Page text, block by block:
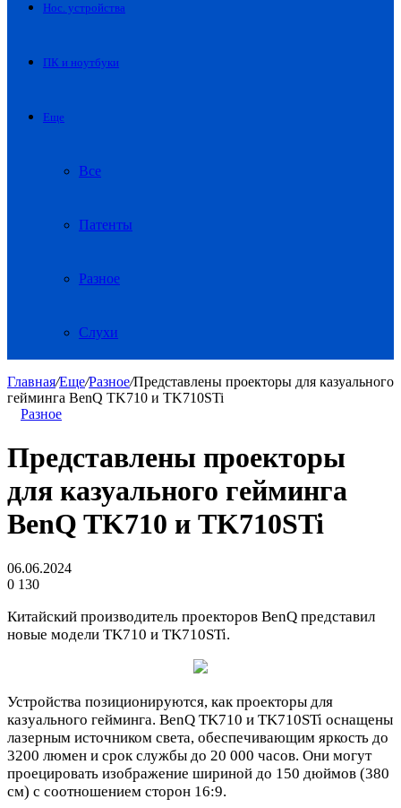
Нос. устройства
ПК и ноутбуки
Еще
Все
Патенты
Разное
Слухи
Главная/Еще/Разное/Представлены проекторы для казуального
гейминга BenQ TK710 и TK710STi
Разное
Представлены проекторы
для казуального гейминга
BenQ TK710 и TK710STi
06.06.2024
0 130
Китайский производитель проекторов BenQ представил
новые модели TK710 и TK710STi.
Устройства позиционируются, как проекторы для
казуального гейминга. BenQ TK710 и TK710STi оснащены
лазерным источником света, обеспечивающим яркость до
3200 люмен и срок службы до 20 000 часов. Они могут
проецировать изображение шириной до 150 дюймов (380
см) с соотношением сторон 16:9.